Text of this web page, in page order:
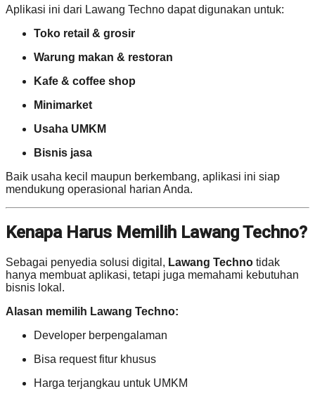
Aplikasi ini dari Lawang Techno dapat digunakan untuk:
Toko retail & grosir
Warung makan & restoran
Kafe & coffee shop
Minimarket
Usaha UMKM
Bisnis jasa
Baik usaha kecil maupun berkembang, aplikasi ini siap
mendukung operasional harian Anda.
Kenapa Harus Memilih Lawang Techno?
Sebagai penyedia solusi digital, Lawang Techno tidak
hanya membuat aplikasi, tetapi juga memahami kebutuhan
bisnis lokal.
Alasan memilih Lawang Techno:
Developer berpengalaman
Bisa request fitur khusus
Harga terjangkau untuk UMKM